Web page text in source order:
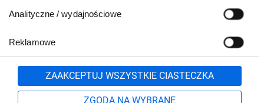
Analityczne / wydajnościowe
Reklamowe
ZAAKCEPTUJ WSZYSTKIE CIASTECZKA
ZGODA NA WYBRANE